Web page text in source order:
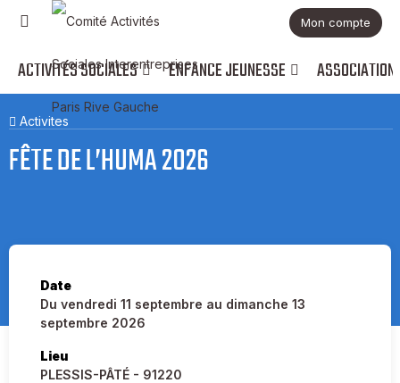
Mon compte
ACTIVITÉS SOCIALES ENFANCE JEUNESSE
Activites
FÊTE DE L’HUMA 2026
Date
Du vendredi 11 septembre au dimanche 13
septembre 2026
Lieu
PLESSIS-PÂTÉ - 91220